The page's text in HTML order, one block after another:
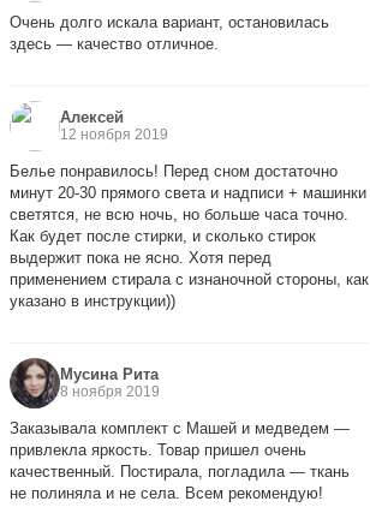
Очень долго искала вариант, остановилась
здесь — качество отличное.
Алексей
12 ноября 2019
Белье понравилось! Перед сном достаточно
минут 20-30 прямого света и надписи + машинки
светятся, не всю ночь, но больше часа точно.
Как будет после стирки, и сколько стирок
выдержит пока не ясно. Хотя перед
применением стирала с изнаночной стороны, как
указано в инструкции))
Мусина Рита
8 ноября 2019
Заказывала комплект с Машей и медведем —
привлекла яркость. Товар пришел очень
качественный. Постирала, погладила — ткань
не полиняла и не села. Всем рекомендую!